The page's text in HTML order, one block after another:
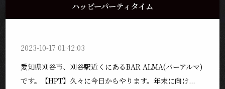
ハッピーパーティタイム
2023-10-17 01:42:03
愛知県刈谷市、刈谷駅近くにあるBAR ALMA(バーアルマ)
です。【HPT】久々に今日からやります。年末に向け...